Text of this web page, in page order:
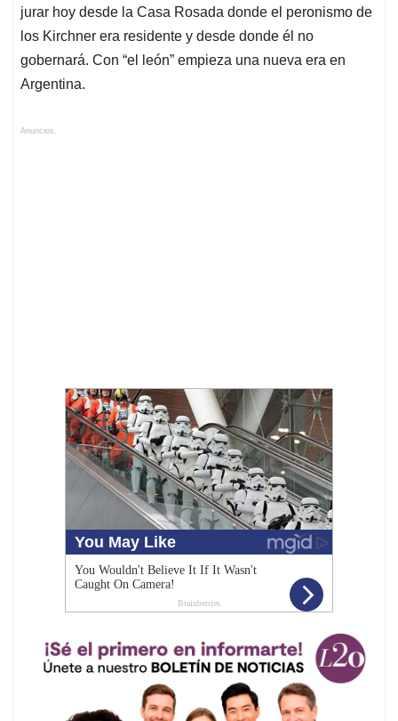
jurar hoy desde la Casa Rosada donde el peronismo de
los Kirchner era residente y desde donde él no
gobernará. Con “el león” empieza una nueva era en
Argentina.
Anuncios.